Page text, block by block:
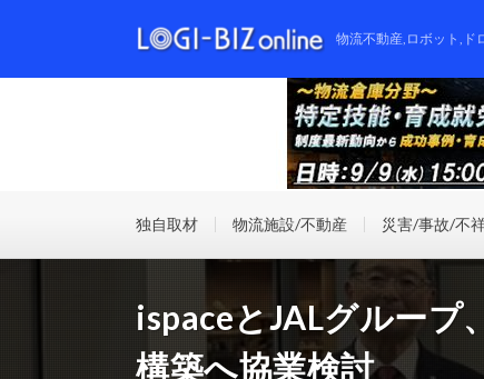
物流不動産,ロボット,ド
独自取材 物流施設/不動産 災害/事故/不
ispaceとJALグループ
構築へ協業検討